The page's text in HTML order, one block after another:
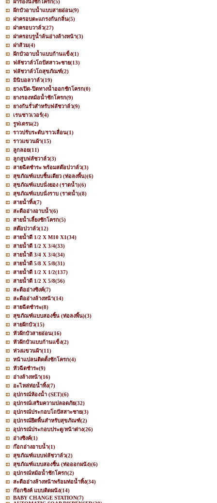
ฝารองนั่งชักโครก(5)
ฝักบัวอาบน้ำแบบสายอ่อน(9)
ฝาครอบตะแกรงกันกลิ่น(5)
ฝาครอบวาล์ว(27)
ฝาครอบรูน้ำล้นอ่างล้างหน้า(3)
ฝาส้วม(4)
ฝักบัวอาบน้ำแบบก้านแข็ง(1)
ฟลัชวาล์วโถปัสสาวะชาย(13)
ฟลัชวาล์วโถสุขภัณฑ์(2)
มินิบอลวาล์ว(19)
ยางเปิด-ปิดทางน้ำออกชักโครก(0)
ยางรองหม้อน้ำชักโครก(9)
ยางกันรั่วสำหรับฟลัชวาล์ว(9)
เรนชาวเวอร์(4)
รูฟเดรน(2)
ราวปรับระดับ/ราวเลื่อน(1)
ราวแขวนผ้า(15)
ลูกลอย(11)
ลูกสูบฟลัชวาล์ว(3)
สายฉีดชำระ พร้อมสต๊อปวาล์ว(3)
สุขภัณฑ์แบบชิ้นเดียว (ท่อลงพื้น)(6)
สุขภัณฑ์แบบนั่งยอง (ราดน้ำ)(6)
สุขภัณฑ์แบบนั่งราบ (ราดน้ำ)(8)
สายน้ำทิ้ง(7)
สะดืออ่างอาบน้ำ(6)
สายน้ำเลี้ยงชักโครก(5)
สต๊อปวาล์ว(12)
สายน้ำดี 1/2 X M10 X1(34)
สายน้ำดี 1/2 X 3/4(33)
สายน้ำดี 3/4 X 3/4(34)
สายน้ำดี 5/8 X 5/8(31)
สายน้ำดี 1/2 X 1/2(137)
สายน้ำดี 1/2 X 5/8(56)
สะดืออ่างซิงค์(7)
สะดืออ่างล้างหน้า(14)
สายฉีดชำระ(8)
สุขภัณฑ์แบบสองชิ้น (ท่อลงพื้น)(3)
สายฝักบัว(15)
หัวฝักบัวสายอ่อน(16)
หัวฝักบัวแบบก้านแข็ง(2)
ห่วงแขวนผ้า(11)
หน้าแปลนติดตั้งชักโครก(4)
หัวฉีดชำระ(9)
อ่างล้างหน้า(16)
อะไหล่ท่อน้ำทิ้ง(7)
อุปกรณ์ห้องน้ำ (SET)(6)
อุปกรณ์เสริมความปลอดภัย(32)
อุปกรณ์ประกอบโถปัสสาะชาย(3)
อุปกรณ์ยึดพื้นสำหรับสุขภัณฑ์(2)
อุปกรณ์ประกอบประตู/หน้าต่าง(26)
อ่างซิงค์(1)
ก๊อกอ่างอาบน้ำ(1)
สุขภัณฑ์แบบฟลัชวาล์ว(2)
สุขภัณฑ์แบบสองชิ้น (ท่อออกผนัง)(6)
อุปกรณ์หม้อน้ำชักโครก(2)
สะดืออ่างล้างหน้าพร้อมท่อน้ำทิ้ง(34)
ก๊อกซิงค์ แบบติดผนัง(14)
BABY CHANGE STATION(7)